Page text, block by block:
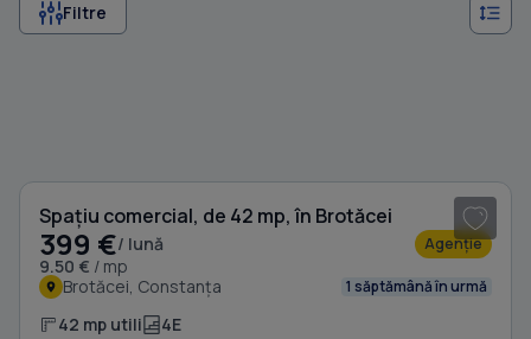
Filtre
Spațiu comercial, de 42 mp, în Brotăcei
399 €/ lună
9.50 € / mp
Agenție
Brotăcei, Constanța 1 săptămână în urmă
42 mp utili 4E